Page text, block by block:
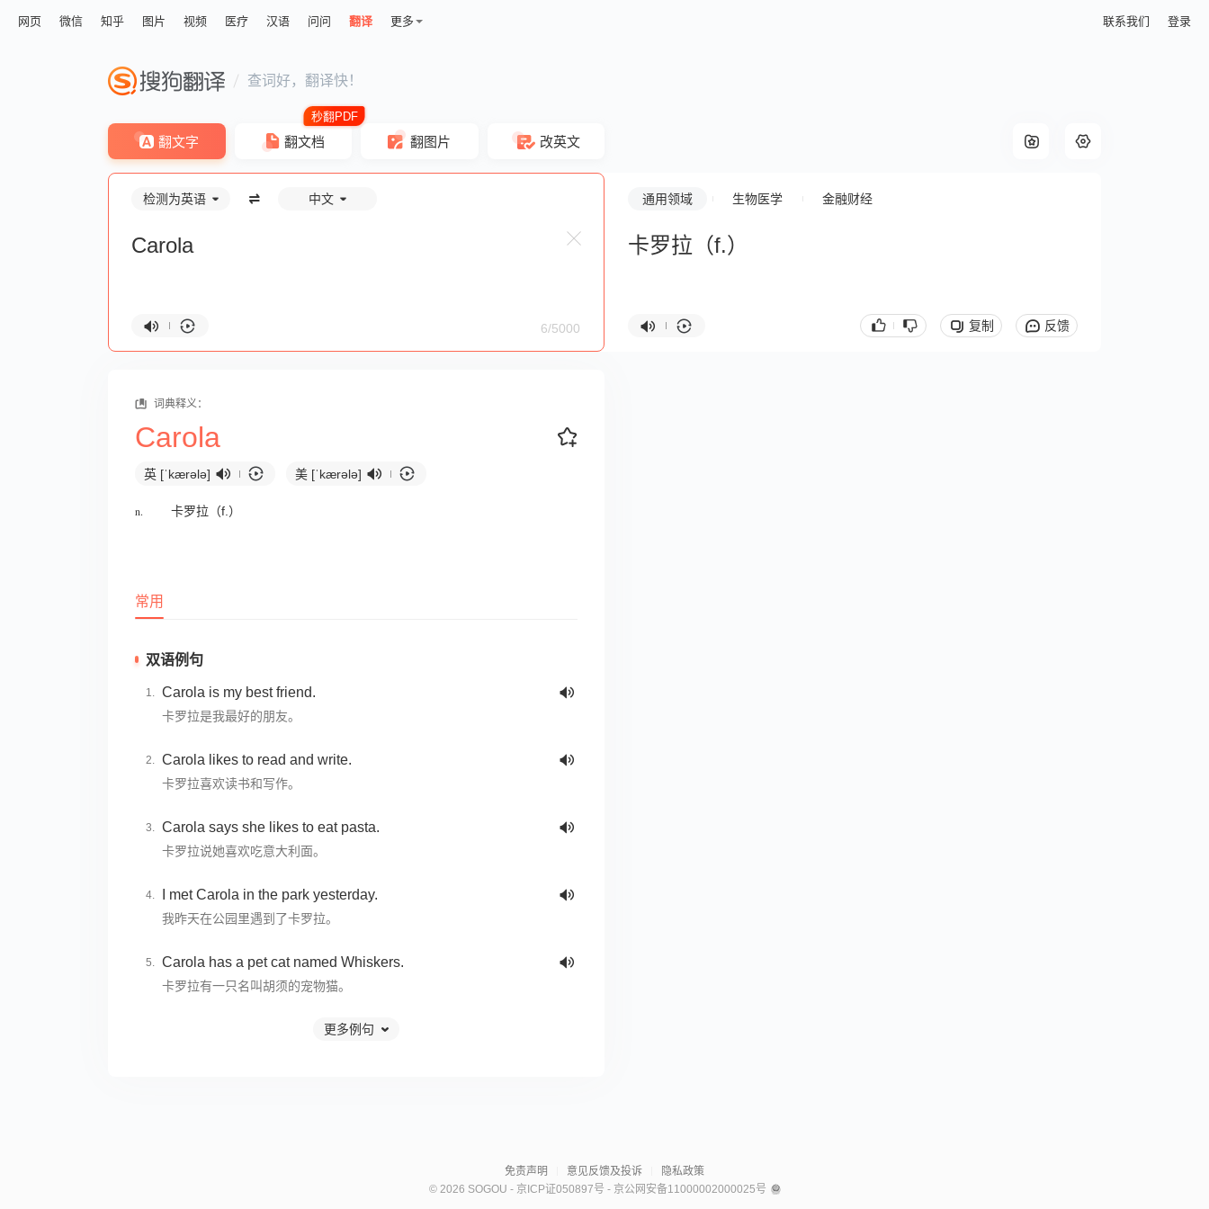
网页 微信 知乎 图片 视频 医疗 汉语 问问 翻译 更多 联系我们 登录
查词好，翻译快！
翻文字 翻文档 翻图片 改英文
检测为英语 中文
6/5000
通用领域 生物医学 金融财经
卡罗拉（f.）
复制 反馈
词典释义：
Carola
英 [ˈkærələ] 美 [ˈkærələ]
n. 卡罗拉（f.）
常用
双语例句
Carola is my best friend.
卡罗拉是我最好的朋友。
Carola likes to read and write.
卡罗拉喜欢读书和写作。
Carola says she likes to eat pasta.
卡罗拉说她喜欢吃意大利面。
I met Carola in the park yesterday.
我昨天在公园里遇到了卡罗拉。
Carola has a pet cat named Whiskers.
卡罗拉有一只名叫胡须的宠物猫。
更多例句
免责声明 意见反馈及投诉
隐私政策
© 2026 SOGOU - 京ICP证050897号 - 京公网安备11000002000025号